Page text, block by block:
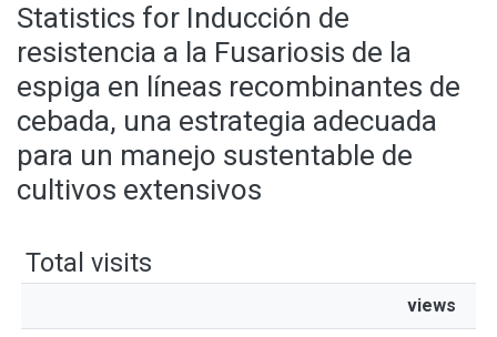
Mas información
Aportar material
Statistics for Inducción de
resistencia a la Fusariosis de la
espiga en líneas recombinantes de
cebada, una estrategia adecuada
para un manejo sustentable de
cultivos extensivos
Total visits
views